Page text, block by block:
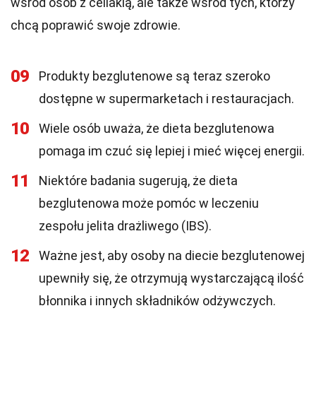
chcą poprawić swoje zdrowie.
09
Produkty bezglutenowe są teraz szeroko
dostępne w supermarketach i restauracjach.
10
Wiele osób uważa, że dieta bezglutenowa
pomaga im czuć się lepiej i mieć więcej energii.
11
Niektóre badania sugerują, że dieta
bezglutenowa może pomóc w leczeniu
zespołu jelita drażliwego (IBS).
12
Ważne jest, aby osoby na diecie bezglutenowej
upewniły się, że otrzymują wystarczającą ilość
błonnika i innych składników odżywczych.